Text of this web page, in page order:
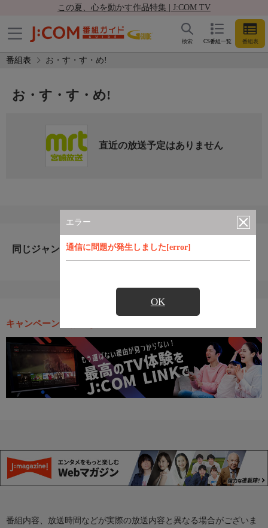
この夏、心を動かす作品特集 | J:COM TV
CS番組一覧 番組表
検索
番組表 お・す・す・め!
エラー
通信に問題が発生しました[error]
OK
お・す・す・め!
直近の放送予定はありません
同じジャンルのおすすめ番組
キャンペーン・お得な情報
番組内容、放送時間などが実際の放送内容と異なる場合がございま